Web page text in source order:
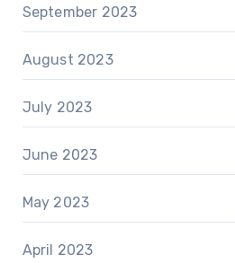
September 2023
August 2023
July 2023
June 2023
May 2023
April 2023